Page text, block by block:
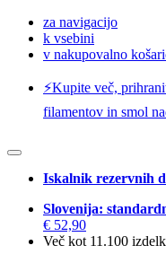
za navigacijo
k vsebini
v nakupovalno
⚡️Kupite več,
filamentov in smol
Iskalnik rezervnih
Slovenija:
€ 52,90
Več kot 11.100